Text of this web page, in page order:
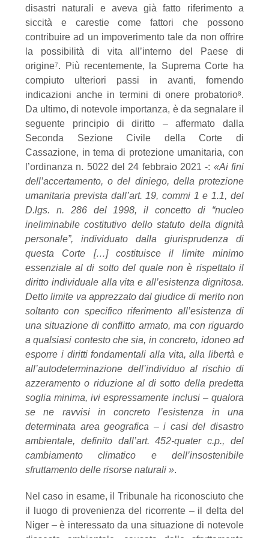
disastri naturali e
aveva già fatto riferimento a
siccità e carestie come fattori che possono
contribuire ad un impoverimento tale da non offrire
la possibilità di vita all’interno del Paese di
origine7. Più recentemente, la Suprema Corte ha
compiuto ulteriori passi in avanti, fornendo
indicazioni anche in termini di onere probatorio8.
Da ultimo, di notevole importanza, è da segnalare il
seguente
principio di diritto – affermato
dalla
Seconda
Sezione Civile della Corte
di
Cassazione, in tema di protezione umanitaria, con
l’ordinanza n. 5022 del 24 febbraio 2021 -: «Ai fini
dell’accertamento, o del diniego, della protezione
umanitaria prevista dall’art. 19, commi 1 e 1.1, del
D.lgs. n. 286 del 1998, il concetto di “nucleo
ineliminabile costitutivo dello statuto della dignità
personale”, individuato dalla giurisprudenza di
questa Corte […] costituisce il
limite minimo
essenziale al di sotto del quale non è rispettato il
diritto individuale alla vita e all’esistenza dignitosa.
Detto limite va apprezzato dal giudice di merito non
soltanto con specifico riferimento all’esistenza di
una situazione di conflitto armato, ma con riguardo
a qualsiasi contesto che sia, in concreto, idoneo ad
esporre i diritti fondamentali alla vita, alla libertà e
all’autodeterminazione dell’individuo al rischio di
azzeramento o riduzione al di sotto della predetta
soglia minima, ivi espressamente inclusi – qualora
se ne ravvisi in concreto
l’esistenza in una
determinata area geografica – i casi del disastro
ambientale, definito dall’art. 452-quater c.p., del
cambiamento climatico e dell’insostenibile
sfruttamento delle risorse naturali ».
Nel caso in esame, il Tribunale ha riconosciuto che
il luogo di provenienza del ricorrente – il delta del
Niger – è interessato da una situazione di notevole